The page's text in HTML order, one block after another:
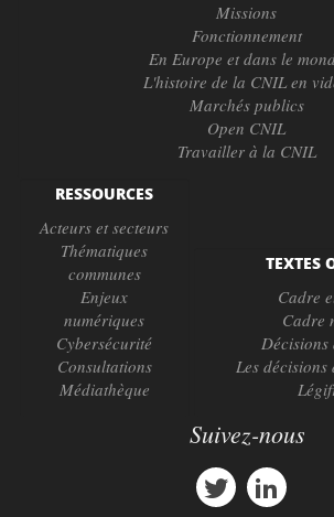
Missions
Fonctionnement
En Europe et dans le
L'histoire de la CNIL en
Marchés publics
Open CNIL
Travailler à la CNIL
RESSOURCES
Acteurs et secteurs
Thématiques
communes
Enjeux
numériques
Cybersécurité
Consultations
Médiathèque
TEXTES
Cadre
Cadre
Les
Suivez-nous